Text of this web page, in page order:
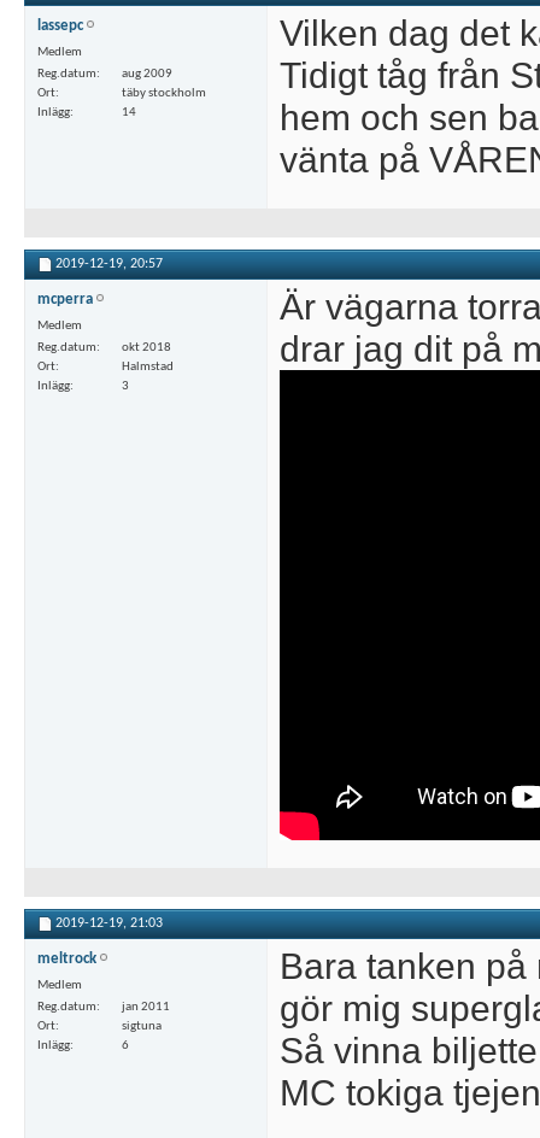
lassepc
Medlem
Reg.datum
aug 2009
Ort
täby stockholm
Inlägg
14
Vilken dag det
Tidigt tåg från
hem och sen
vänta på
2019-12-19, 20:57
mcperra
Medlem
Reg.datum
okt 2018
Ort
Halmstad
Inlägg
3
Är vägarna
drar jag dit på
2019-12-19, 21:03
meltrock
Medlem
Reg.datum
jan 2011
Ort
sigtuna
Inlägg
6
Bara tanken
gör mig
Så vinna
MC tokiga